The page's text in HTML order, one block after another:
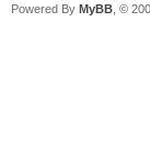
Powered By MyBB , ©